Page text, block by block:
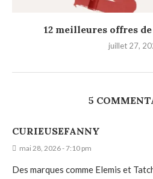
12 meilleures offres
juillet 27,
5
CURIEUSEFANNY
mai 28, 2026 - 7:10 pm
Des marques comme Elemis et